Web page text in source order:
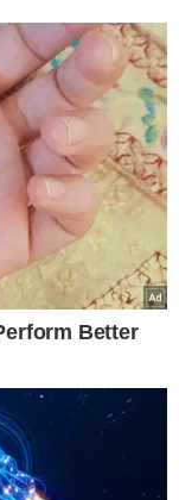
acaba se
e, muitas